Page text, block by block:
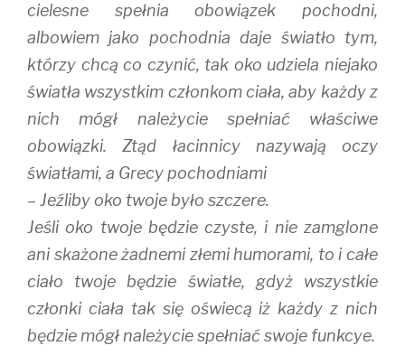
cielesne spełnia obowiązek pochodni,
albowiem jako pochodnia daje światło tym,
którzy chcą co czynić, tak oko udziela niejako
światła wszystkim członkom ciała, aby każdy z
nich mógł należycie spełniać właściwe
obowiązki. Ztąd łacinnicy nazywają oczy
światłami, a Grecy pochodniami
– Jeźliby oko twoje było szczere.
Jeśli oko twoje będzie czyste, i nie zamglone
ani skażone żadnemi złemi humorami, to i całe
ciało twoje będzie światłe, gdyż wszystkie
członki ciała tak się oświecą iż każdy z nich
będzie mógł należycie spełniać swoje funkcye.